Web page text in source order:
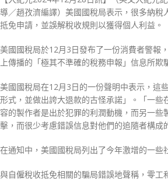
導／趙孜濟編譯）美國國稅局表示，很多納稅
抵免申請，並誤解稅收規則以獲得個人利益。
美國國稅局於12月3日發布了一份消費者警報
上傳播的「極其不準確的稅務申報」信息所欺
美國國稅局在12月3日的一份聲明中表示，這
形式，並做出誇大退款的古怪承諾」。「一些
容的製作者是出於犯罪的利潤動機，而另一些
擊，而很少考慮錯誤信息對他們的追隨者構成
在通知中，美國國稅局列出了今年激增的一些
與自僱稅收抵免相關的騙局錯誤地聲稱，零工